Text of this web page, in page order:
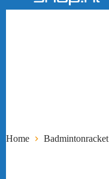
Home Badmintonracket